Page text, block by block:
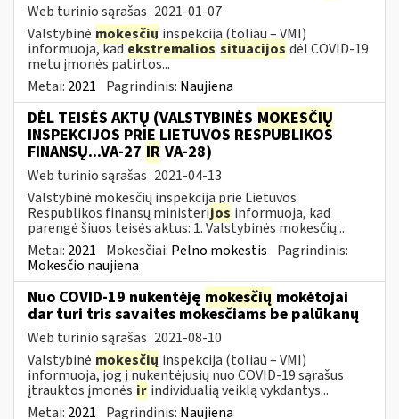
Web turinio sąrašas 2021-01-07
Valstybinė mokesčių inspekcija (toliau – VMI)
informuoja, kadekstremalios situacijos dėl COVID-19
metu įmonės patirtos...
Metai: 2021 Pagrindinis: Naujiena
DĖL TEISĖS AKTŲ (VALSTYBINĖS MOKESČIŲ
INSPEKCIJOS PRIE LIETUVOS RESPUBLIKOS
FINANSŲ...VA-27 IR VA-28)
Web turinio sąrašas 2021-04-13
Valstybinė mokesčių inspekcija prie Lietuvos
Respublikos finansų ministerijos informuoja, kad
parengė šiuos teisės aktus: 1. Valstybinės mokesčių...
Metai: 2021 Mokesčiai: Pelno mokestis Pagrindinis:
Mokesčio naujiena
Nuo COVID-19 nukentėję mokesčių mokėtojai
dar turi tris savaites mokesčiams be palūkanų
Web turinio sąrašas 2021-08-10
Valstybinė mokesčių inspekcija (toliau – VMI)
informuoja, jog į nukentėjusių nuo COVID-19 sąrašus
įtrauktos įmonės ir individualią veiklą vykdantys...
Metai: 2021 Pagrindinis: Naujiena